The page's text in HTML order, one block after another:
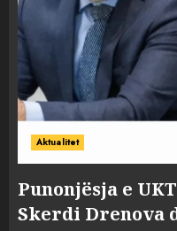
Aktualitet
Punonjësja e
Skerdi Drenova